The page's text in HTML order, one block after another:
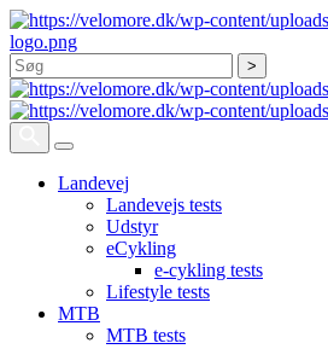
Søg
Landevej
Landevejs tests
Udstyr
eCykling
e-cykling tests
Lifestyle tests
MTB
MTB tests